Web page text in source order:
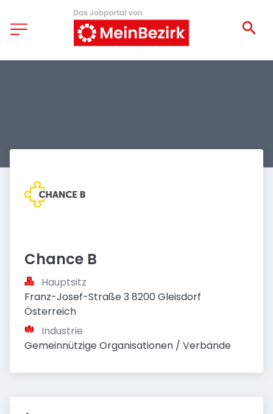
Chance B
Hauptsitz
Franz-Josef-Straße 3 8200 Gleisdorf
Österreich
Industrie
Gemeinnützige Organisationen / Verbände